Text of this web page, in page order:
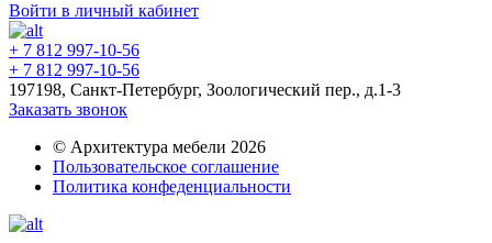
Войти в личный кабинет
+ 7 812 997-10-56
+ 7 812 997-10-56
197198, Санкт-Петербург, Зоологический пер., д.1-3
Заказать звонок
© Архитектура мебели 2026
Пользовательское соглашение
Политика конфеденциальности